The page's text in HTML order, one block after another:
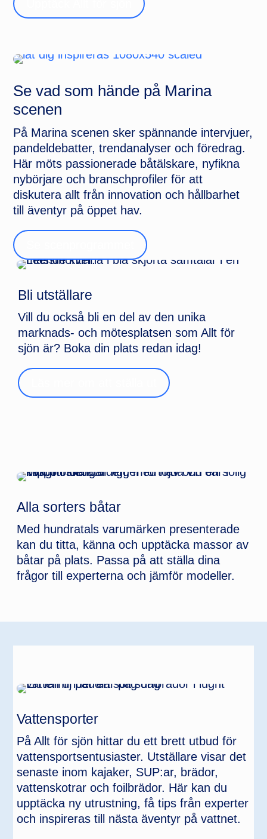
Se vad som hände på Marina
scenen
På Marina scenen sker spännande intervjuer,
pandeldebatter, trendanalyser och föredrag.
Här möts passionerade båtälskare, nyfikna
nybörjare och branschprofiler för att
diskutera allt från innovation och hållbarhet
till äventyr på öppet hav.
Bli utställare
Vill du också bli en del av den unika
marknads- och mötesplatsen som Allt för
sjön är? Boka din plats redan idag!
Alla sorters båtar
Med hundratals varumärken presenterade
kan du titta, känna och upptäcka massor av
båtar på plats. Passa på att ställa dina
frågor till experterna och jämför modeller.
Vattensporter
På Allt för sjön hittar du ett brett utbud för
vattensportsentusiaster. Utställare visar det
senaste inom kajaker, SUP:ar, brädor,
vattenskotrar och foilbrädor. Här kan du
upptäcka ny utrustning, få tips från experter
och inspireras till nästa äventyr på vattnet.